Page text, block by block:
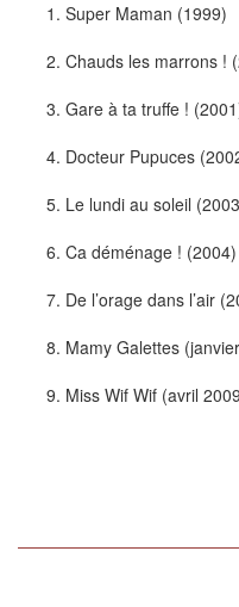
Super Maman (1999)
Chauds les marrons !
Gare à ta truffe !
Docteur Pupuces
Le lundi au soleil
Ca déménage ! (2004)
De l’orage dans l’air
Mamy Galettes
Miss Wif Wif (avril